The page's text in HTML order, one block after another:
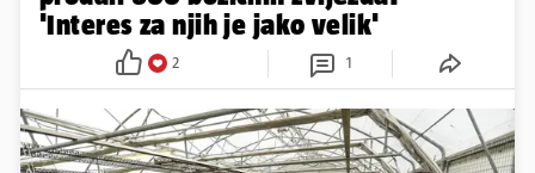
'Interes za njih je jako velik'
2 1